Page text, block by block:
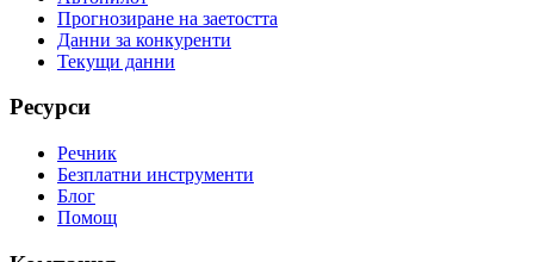
Прогнозиране на заетостта
Данни за конкуренти
Текущи данни
Ресурси
Речник
Безплатни инструменти
Блог
Помощ